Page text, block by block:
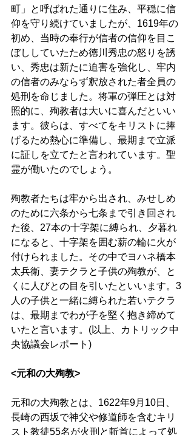
町」と呼ばれた通りに住み、平穏に信
仰を守り続けていましたが、1619年の
初め、当時の奉行が信者の信仰を目こ
ぼししていたため徳川秀忠の怒りを誘
い、秀忠は新たに迫害を強化し、牢内
の信者のみならず釈放された者全員の
処刑を命じました。将軍の弾圧とは対
照的に、殉教者は大いに喜んだといい
ます。彼らは、すべてをキリストに捧
げるため熱心に準備し、最期まで立派
に証しを立てたと言われています。聖
霊が働いたのでしょう。
殉教者たちは牢から出され、みせしめ
のために六条から七条まで引き回され
た後、27本の十字架に縛られ、夕暮れ
になると、十字架を囲む薪の輪に火が
付けられました。その中でヨハネ橋本
太兵衛、妻テクラと子供の殉教が、と
くに人びとの目を引いたといいます。3
人の子供と一緒に縛られた若いテクラ
は、最期までわが子を堅く抱き締めて
いたと言います。(以上、カトリック中
央協議会レポート)
<元和の大殉教>
元和の大殉教とは、1622年9月10日、
長崎の西坂で神父や修道師を含むキリ
スト教徒55名が火刑と斬首によって処